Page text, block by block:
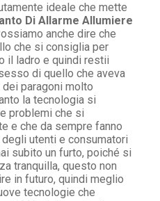
ideale che mette
Di Allarme Allumiere
anche dire che
che si consiglia per
il ladro e quindi restii
di quello che aveva
paragoni molto
la tecnologia si
problemi che si
e che da sempre fanno
utenti e consumatori
subito un furto, poiché si
tranquilla, questo non
in futuro, quindi meglio
tecnologie che